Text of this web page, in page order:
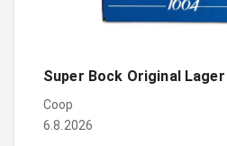
Super Bock Original
Coop
6.8.2026